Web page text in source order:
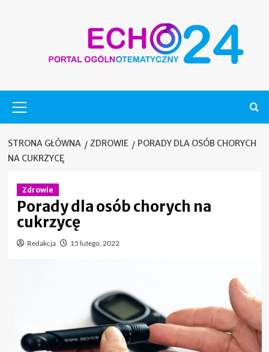
główne
STRONA GŁÓWNA ZDROWIE
PORADY DLA OSÓB CHORYCH
NA CUKRZYCĘ
Zdrowie
Porady dla osób chorych na
cukrzycę
Redakcja 15 lutego, 2022